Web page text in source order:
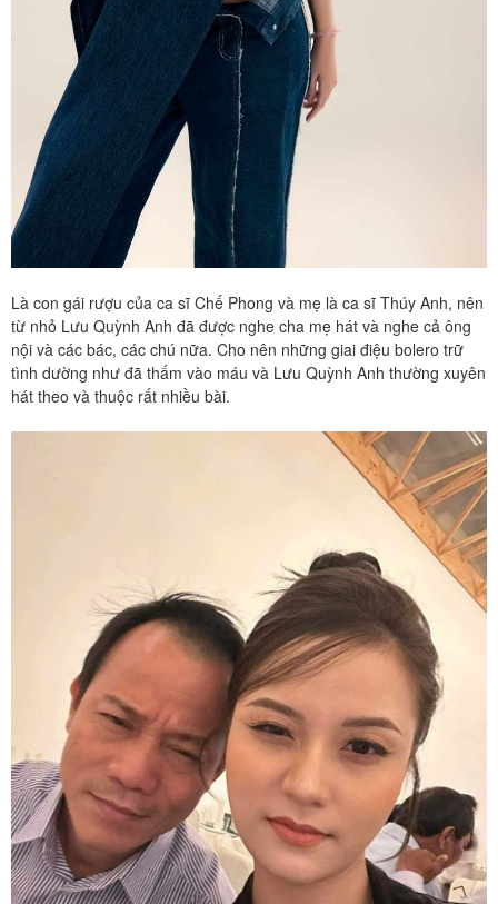
Là con gái rượu của ca sĩ Chế Phong và mẹ là ca sĩ Thúy Anh, nên
từ nhỏ Lưu Quỳnh Anh đã được nghe cha mẹ hát và nghe cả ông
nội và các bác, các chú nữa. Cho nên những giai điệu bolero trữ
tình dường như đã thấm vào máu và Lưu Quỳnh Anh thường xuyên
hát theo và thuộc rất nhiều bài.